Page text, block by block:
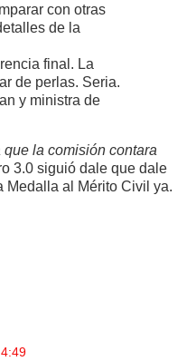
con otras
de la
final. La
de perlas. Seria.
y ministra de
la comisión contara
3.0 siguió dale que dale
Medalla al Mérito Civil ya.